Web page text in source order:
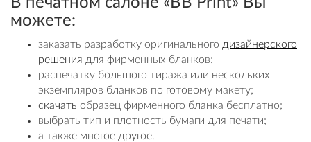
можете:
заказать разработку оригинального дизайнерского
решения для фирменных бланков;
распечатку большого тиража или нескольких
экземпляров бланков по готовому макету;
скачать образец фирменного бланка бесплатно;
выбрать тип и плотность бумаги для печати;
а также многое другое.